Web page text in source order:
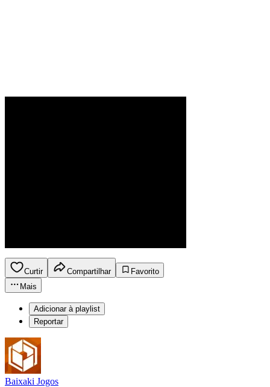
Curtir Compartilhar
Favorito
Mais
Adicionar à playlist
Reportar
Baixaki Jogos